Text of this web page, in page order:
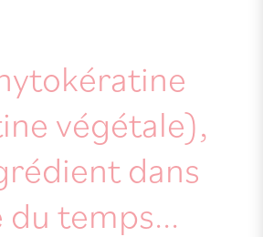
végétale),
dans
du temps...